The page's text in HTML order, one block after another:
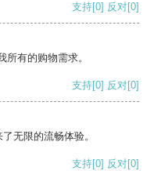
支持[0] 反对[0]
有的购物需求。
支持[0] 反对[0]
无限的流畅体验。
支持[0] 反对[0]